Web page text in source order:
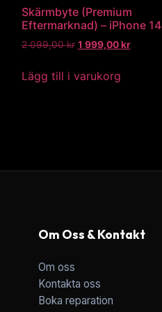
Skärmbyte (Premium
Eftermarknad) – iPhone 14
2 099,00kr 1 999,00kr
Lägg till i varukorg
Om Oss & Kontakt
Om oss
Kontakta oss
Boka reparation